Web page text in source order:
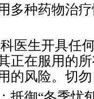
种药物治疗
生开具任何
正在服用的
的风险。切